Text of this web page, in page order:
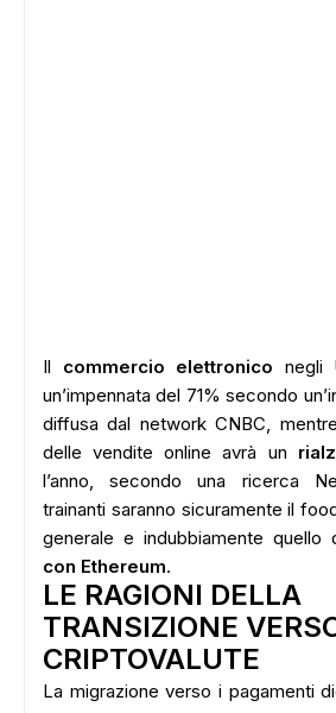
Il commercio elettronico negli
un’impennata del 71% secondo
diffusa dal network CNBC,
delle vendite online avrà un
l’anno, secondo una ricerca
trainanti saranno sicuramente il
generale e indubbiamente quello
con Ethereum.
LE RAGIONI DELLA
TRANSIZIONE
CRIPTOVALUTE
La migrazione verso i pagamenti